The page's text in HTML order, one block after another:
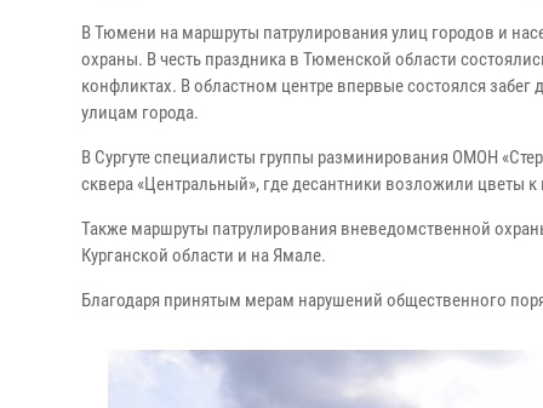
В Тюмени на маршруты патрулирования улиц городов и
охраны. В честь праздника в Тюменской области
конфликтах. В областном центре впервые состоялся
улицам города.
В Сургуте специалисты группы разминирования ОМОН
сквера «Центральный», где десантники возложили цветы
Также маршруты патрулирования вневедомственной
Курганской области и на Ямале.
Благодаря принятым мерам нарушений общественного